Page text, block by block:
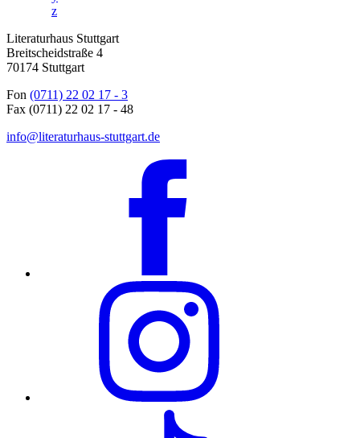
z
Literaturhaus Stuttgart
Breitscheidstraße 4
70174 Stuttgart
Fon (0711) 22 02 17 - 3
Fax (0711) 22 02 17 - 48
info@literaturhaus-stuttgart.de